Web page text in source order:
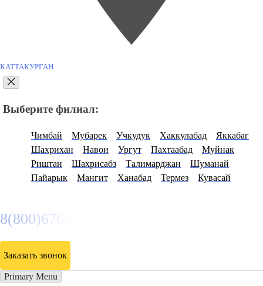
КАТТАКУРГАН
Выберите филиал:
Чимбай Мубарек Учкудук Хаккулабад
Яккабаг
Шахрихан
Навои Ургут Пахтаабад
Муйнак
Риштан
Шахрисабз Талимарджан
Шуманай
Пайарык
Мангит Ханабад Термез Кувасай
8(800)6764935
Заказать звонок
Primary Menu